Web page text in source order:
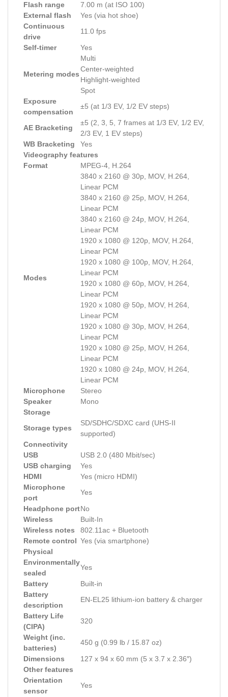
Flash range
7.00 m (at ISO 100)
External flash
Yes (via hot shoe)
Continuous
drive
11.0 fps
Self-timer
Yes
Metering modes
Multi
Center-weighted
Highlight-weighted
Spot
Exposure
compensation
±5 (at 1/3 EV, 1/2 EV steps)
AE Bracketing
±5 (2, 3, 5, 7 frames at 1/3 EV, 1/2 EV,
2/3 EV, 1 EV steps)
WB Bracketing
Yes
Videography features
Format
MPEG-4, H.264
Modes
3840 x 2160 @ 30p, MOV, H.264,
Linear PCM
3840 x 2160 @ 25p, MOV, H.264,
Linear PCM
3840 x 2160 @ 24p, MOV, H.264,
Linear PCM
1920 x 1080 @ 120p, MOV, H.264,
Linear PCM
1920 x 1080 @ 100p, MOV, H.264,
Linear PCM
1920 x 1080 @ 60p, MOV, H.264,
Linear PCM
1920 x 1080 @ 50p, MOV, H.264,
Linear PCM
1920 x 1080 @ 30p, MOV, H.264,
Linear PCM
1920 x 1080 @ 25p, MOV, H.264,
Linear PCM
1920 x 1080 @ 24p, MOV, H.264,
Linear PCM
Microphone
Stereo
Speaker
Mono
Storage
Storage types
SD/SDHC/SDXC card (UHS-II
supported)
Connectivity
USB
USB 2.0 (480 Mbit/sec)
USB charging
Yes
HDMI
Yes (micro HDMI)
Microphone
port
Yes
Headphone portNo
Wireless
Built-In
Wireless notes
802.11ac + Bluetooth
Remote control Yes (via smartphone)
Physical
Environmentally
sealed
Yes
Battery
Built-in
Battery
description
EN-EL25 lithium-ion battery & charger
Battery Life
(CIPA)
320
Weight (inc.
batteries)
450 g (0.99 lb / 15.87 oz)
Dimensions
127 x 94 x 60 mm (5 x 3.7 x 2.36″)
Other features
Orientation
sensor
Yes